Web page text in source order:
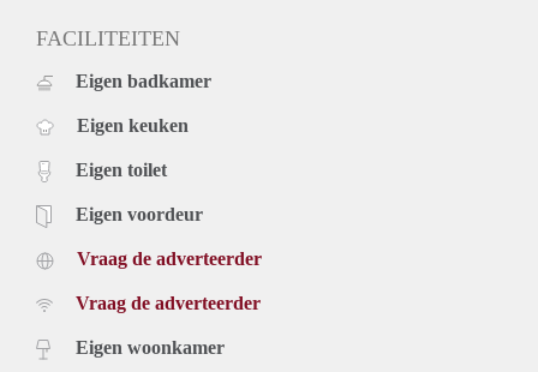
FACILITEITEN
Eigen badkamer
Eigen keuken
Eigen toilet
Eigen voordeur
Vraag de adverteerder
Vraag de adverteerder
Eigen woonkamer